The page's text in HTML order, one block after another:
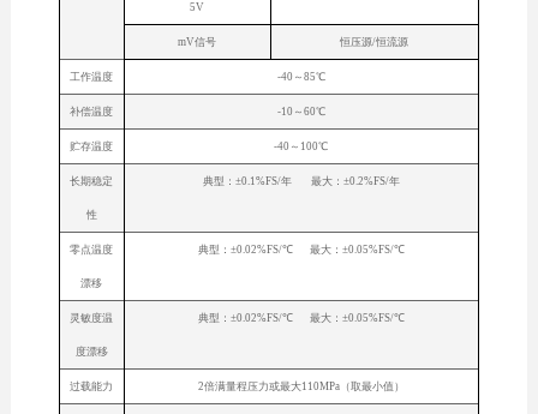
5V
mV信号 恒压源/恒流源
工作温度 -40～85℃
补偿温度 -10～60℃
贮存温度 -40～100℃
长期稳定
性
典型：±0.1%FS/年 最大：±0.2%FS/年
零点温度
漂移
典型：±0.02%FS/℃ 最大：±0.05%FS/℃
灵敏度温
度漂移
典型：±0.02%FS/℃ 最大：±0.05%FS/℃
过载能力 2倍满量程压力或最大110MPa（取最小值）